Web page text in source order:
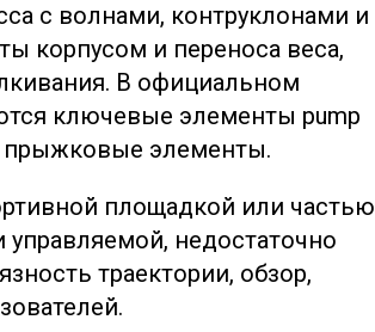
с волнами, контруклонами и
корпусом и переноса веса,
В официальном
ключевые элементы pump
прыжковые элементы.
площадкой или частью
управляемой, недостаточно
траектории, обзор,